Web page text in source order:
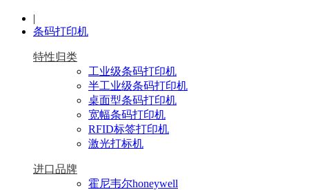
|
条码打印机
特性归类
工业级条码打印机
半工业级条码打印机
桌面型条码打印机
宽幅条码打印机
RFID标签打印机
激光打标机
进口品牌
霍尼韦尔honeywell